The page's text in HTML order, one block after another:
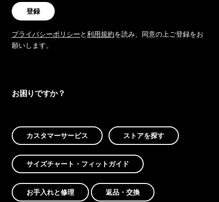
登録
プライバシーポリシーと利用規約を読み、同意の上ご登録をお
願いします。
お困りですか？
カスタマーサービス ストアを探す
サイズチャート・フィットガイド
お手入れと修理 返品・交換